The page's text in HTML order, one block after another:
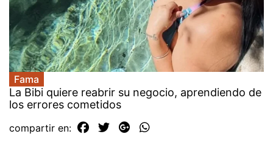
Fama
La Bibi quiere reabrir su negocio, aprendiendo de
los errores cometidos
compartir en: